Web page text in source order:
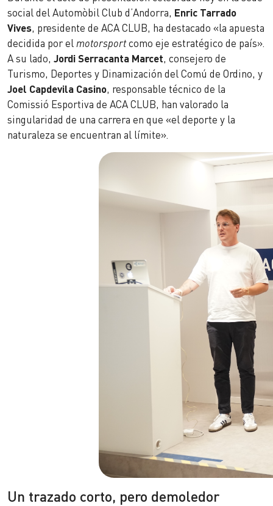
social del Automòbil Club d’Andorra, Enric Tarrado
Vives, presidente de ACA CLUB, ha destacado «la apuesta
decidida por elmotorsportcomo eje estratégico de país».
A su lado, Jordi Serracanta Marcet, consejero de
Turismo, Deportes y Dinamización del Comú de Ordino, y
Joel Capdevila Casino, responsable técnico de la
Comissió Esportiva de ACA CLUB, han valorado la
singularidad de una carrera en que «el deporte y la
naturaleza se encuentran al límite».
Un trazado corto, pero demoledor